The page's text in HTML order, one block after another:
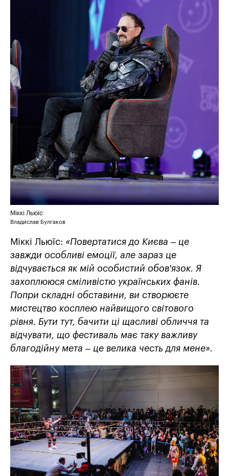
Міккі Льюїс
Владислав Булгаков
Міккі Льюїс: «Повертатися до Києва – це
завжди особливі емоції, але зараз це
відчувається як мій особистий обов'язок. Я
захоплююся сміливістю українських фанів.
Попри складні обставини, ви створюєте
мистецтво косплею найвищого світового
рівня. Бути тут, бачити ці щасливі обличчя та
відчувати, що фестиваль має таку важливу
благодійну мета – це велика честь для мене».